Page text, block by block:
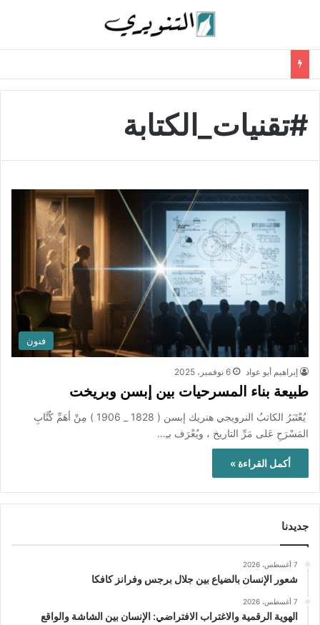
#تقنيات_الكتابة
فنون
إبراهيم أبو عواد 6 نوفمبر، 2025
طبيعة بناء المسرحيات بين إبسن وبريخت
يُعْتَبَرُ الكاتبُ النرويجي هنريك إبسن ( 1828 _ 1906 ) مِنْ أهَمِّ كُتَّابِ
المَسْرَحِ عَلى مَرِّ التاريخ ، ويُعْرَف بـِ…
أكمل القراءة »
جديدنا
7 أغسطس، 2026
شعور الإنسان بالضياع بين جلال برجس وفرانز كافكا
7 أغسطس، 2026
الهوية الرقمية والاغتراب الافتراضي: الإنسان بين الشاشة والواقع